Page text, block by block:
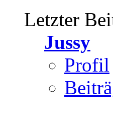
Letzter
Jussy
Profil